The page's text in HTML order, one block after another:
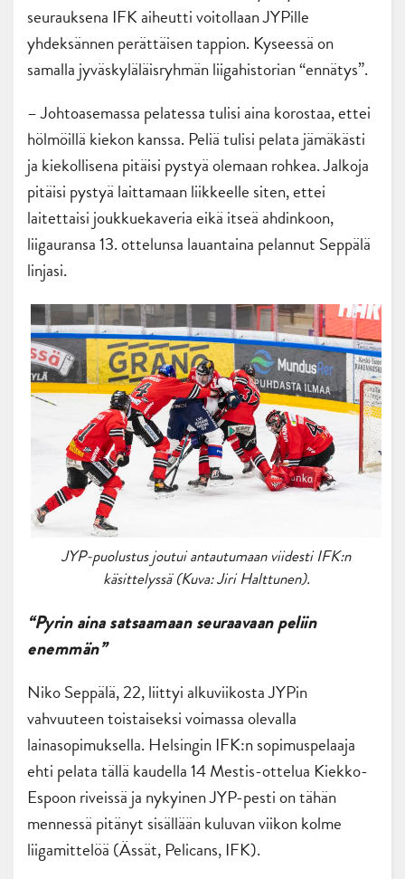
seurauksena IFK aiheutti voitollaan JYPille
yhdeksännen perättäisen tappion. Kyseessä on
samalla jyväskyläläisryhmän liigahistorian “ennätys”.
– Johtoasemassa pelatessa tulisi aina korostaa, ettei
hölmöillä kiekon kanssa. Peliä tulisi pelata jämäkästi
ja kiekollisena pitäisi pystyä olemaan rohkea. Jalkoja
pitäisi pystyä laittamaan liikkeelle siten, ettei
laitettaisi joukkuekaveria eikä itseä ahdinkoon,
liigauransa 13. ottelunsa lauantaina pelannut Seppälä
linjasi.
JYP-puolustus joutui antautumaan viidesti IFK:n
käsittelyssä (Kuva: Jiri Halttunen).
“Pyrin aina satsaamaan seuraavaan peliin
enemmän”
Niko Seppälä, 22, liittyi alkuviikosta JYPin
vahvuuteen toistaiseksi voimassa olevalla
lainasopimuksella. Helsingin IFK:n sopimuspelaaja
ehti pelata tällä kaudella 14 Mestis-ottelua Kiekko-
Espoon riveissä ja nykyinen JYP-pesti on tähän
mennessä pitänyt sisällään kuluvan viikon kolme
liigamittelöä (Ässät, Pelicans, IFK).